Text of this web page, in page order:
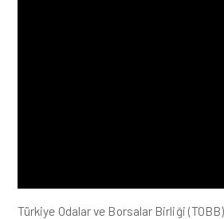
Türkiye Odalar ve Borsalar Birliği